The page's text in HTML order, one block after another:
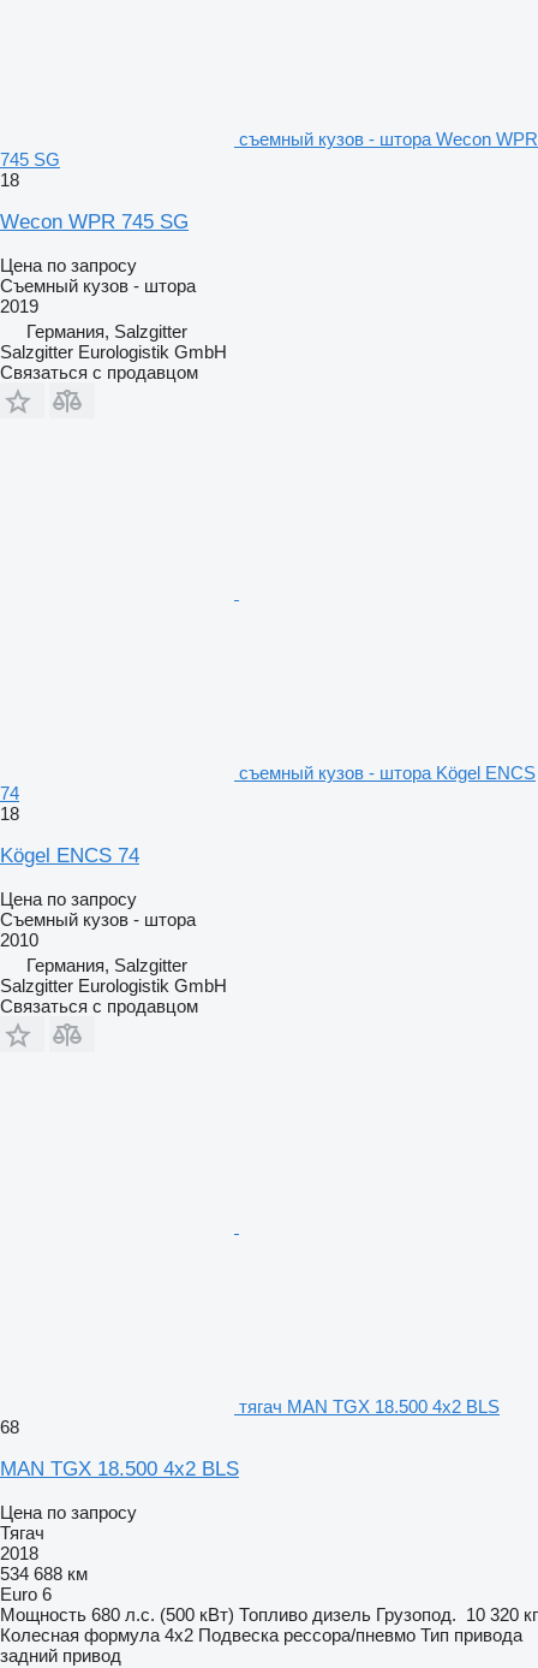
съемный кузов - штора Wecon WPR
745 SG
18
Wecon WPR 745 SG
Цена по запросу
Съемный кузов - штора
2019
Германия, Salzgitter
Salzgitter Eurologistik GmbH
Связаться с продавцом
съемный кузов - штора Kögel ENCS
74
18
Kögel ENCS 74
Цена по запросу
Съемный кузов - штора
2010
Германия, Salzgitter
Salzgitter Eurologistik GmbH
Связаться с продавцом
тягач MAN TGX 18.500 4x2 BLS
68
MAN TGX 18.500 4x2 BLS
Цена по запросу
Тягач
2018
534 688 км
Euro 6
Мощность 680 л.с. (500 кВт) Топливо дизель Грузопод. 10 320 кг
Колесная формула 4x2 Подвеска рессора/пневмо Тип привода
задний привод